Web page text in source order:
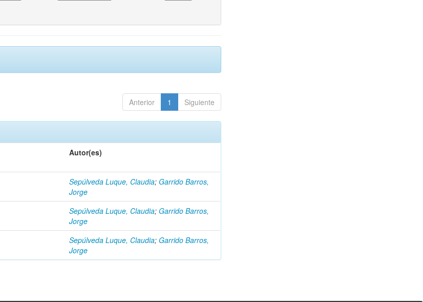
Anterior 1 Siguiente
Autor(es)
Sepúlveda Luque, Claudia; Garrido Barros,
Jorge
Sepúlveda Luque, Claudia; Garrido Barros,
Jorge
Sepúlveda Luque, Claudia; Garrido Barros,
Jorge